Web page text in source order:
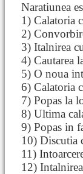
Naratiunea
1) Calatoria
2)
3) Italnirea
4) Cautarea
5) O noua
6) Calatoria
7) Popas la
8) Ultima
9) Popas in
10) Discutia
11)
12)